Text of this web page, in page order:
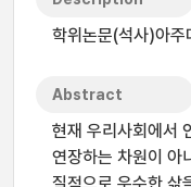
학위논문(석사)아
Abstract
현재 우리사회에서
연장하는 차원이 아